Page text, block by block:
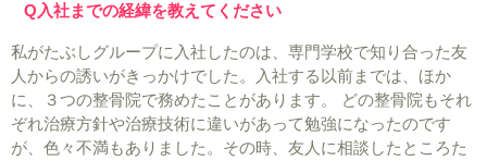
Q入社までの経緯を教えてください
私がたぶしグループに入社したのは、専門学校で知り合った友
人からの誘いがきっかけでした。入社する以前までは、ほか
に、３つの整骨院で務めたことがあります。 どの整骨院もそれ
ぞれ治療方針や治療技術に違いがあって勉強になったのです
が、色々不満もありました。その時、友人に相談したところた